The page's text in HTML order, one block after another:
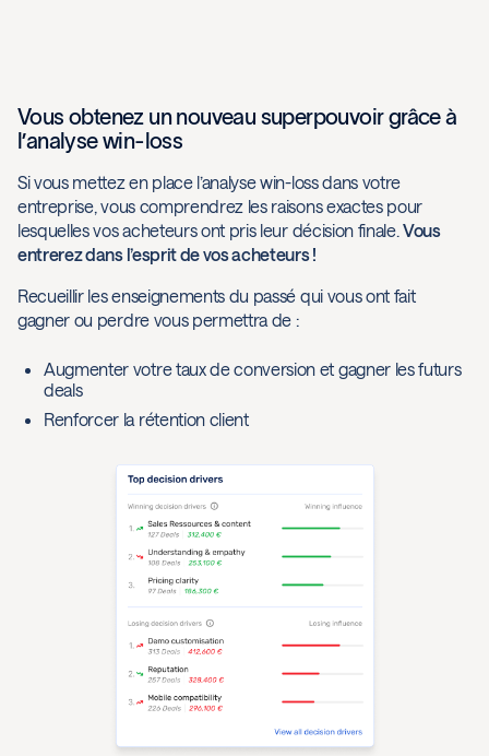
Vous obtenez un nouveau superpouvoir grâce à
l’analyse win-loss
Si vous mettez en place l’analyse win-loss dans votre
entreprise, vous comprendrez les raisons exactes pour
lesquelles vos acheteurs ont pris leur décision finale.Vous
entrerez dans l’esprit de vos acheteurs !
Recueillir les enseignements du passé qui vous ont fait
gagner ou perdre vous permettra de :
Augmenter votre taux de conversion et gagner les futurs
deals
Renforcer la rétention client